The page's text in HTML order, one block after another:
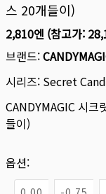
스 20개들이)
2,810엔 (참고가:
브랜드:
시리즈: Secret
CANDYMAGIC 시크
들이)
옵션: